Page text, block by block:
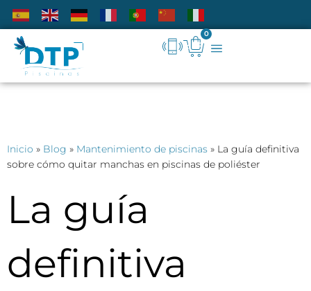
0
Inicio » Blog » Mantenimiento de piscinas » La guía definitiva
sobre cómo quitar manchas en piscinas de poliéster
La guía
definitiva